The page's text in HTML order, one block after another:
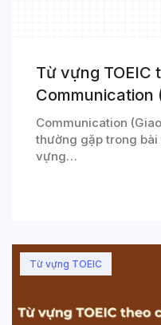
Từ vựng TOEIC
Communication
Communication
thường gặp trong bài
vựng…
Từ vựng TOEIC